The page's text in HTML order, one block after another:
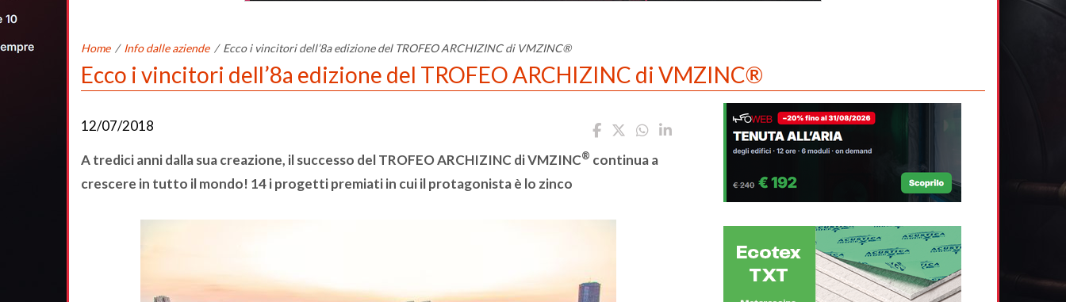
Home / Info dalle aziende / Ecco i vincitori dell’8a edizione del TROFEO ARCHIZINC di VMZINC®
Ecco i vincitori dell’8a edizione del TROFEO ARCHIZINC di VMZINC®
12/07/2018
A tredici anni dalla sua creazione, il successo del TROFEO ARCHIZINC di VMZINC® continua a
crescere in tutto il mondo! 14 i progetti premiati in cui il protagonista è lo zinco